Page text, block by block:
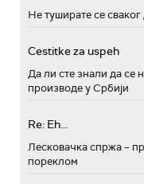
Не туширате се сваког
Cestitke za uspeh
Да ли сте знали да се
производе у Србији
Re: Eh...
Лесковачка спржа –
пореклом